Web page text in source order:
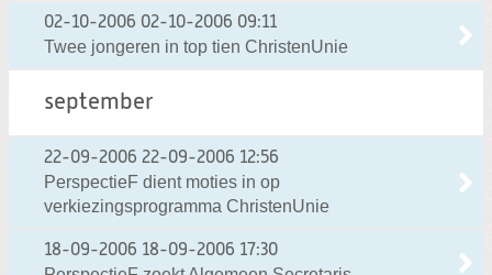
02-10-2006 02-10-2006 09:11
Twee jongeren in top tien ChristenUnie
september
22-09-2006 22-09-2006 12:56
PerspectieF dient moties in op
verkiezingsprogramma ChristenUnie
18-09-2006 18-09-2006 17:30